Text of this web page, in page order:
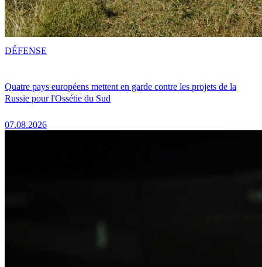
Quatre pays européens mettent en garde contre les projets de la
Russie pour l'Ossétie du Sud
07.08.2026
DÉFENSE